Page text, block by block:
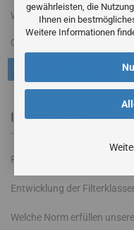
gewährleisten, die
Ihnen ein
Weitere Informationen
Widerrufsrecht &
Vertrag widerrufen
Cookie Einstellungen
Informationen
Funktion von Luftfiltern
Entwicklung der
Welche Norm erfüllen